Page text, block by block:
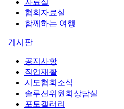
협회자료실
함께하는 여행
게시판
공지사항
직업재활
시도협회소식
솔루션위원회상담실
포토갤러리